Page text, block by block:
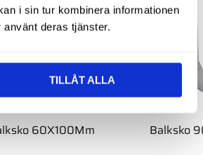
i sin tur kombinera informationen
deras tjänster.
TILLÅT ALLA
60X100Mm Balksko